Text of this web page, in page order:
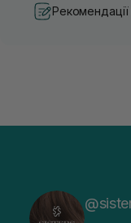
Рекомендації